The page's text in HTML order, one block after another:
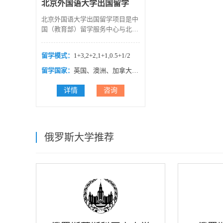
北京外国语大学出国留学
北京外国语大学出国留学项目是中
国（教育部）留学服务中心与北京
项目学生均在校内就读和住宿，实
行班主任、宿管、教师三维一体的
加拿大、新西兰、韩国、日本、德
国、意大利、法国、俄罗斯、西班
留学模式： 1+3,2+2,1+1,0.5+1/2
留学国家： 英国、澳洲、加拿大、新西兰、韩国、日本、德国、意大利、法国、俄罗斯、西班牙
详情 咨询
俄罗斯大学推荐